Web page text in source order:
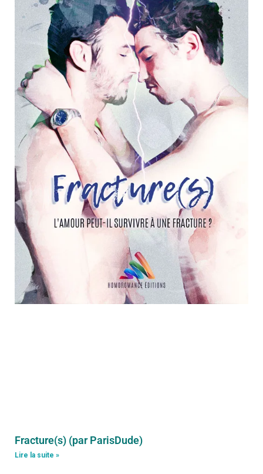
Fracture(s) (par ParisDude)
Lire la suite »